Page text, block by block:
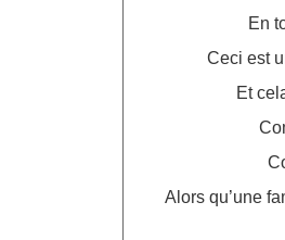
En
Ceci est
Et
Alors qu’une